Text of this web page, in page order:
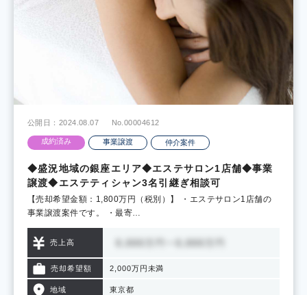
公開日：2024.08.07 No.00004612
成約済み 事業譲渡 仲介案件
◆盛況地域の銀座エリア◆エステサロン1店舗◆事業
譲渡◆エステティシャン3名引継ぎ相談可
【売却希望金額：1,800万円（税別）】 ・エステサロン1店舗の
事業譲渡案件です。 ・最寄…
売上高
売却希望額 2,000万円未満
地域 東京都